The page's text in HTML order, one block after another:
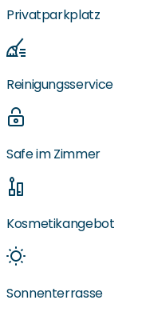
Privatparkplatz
Reinigungsservice
Safe im Zimmer
Kosmetikangebot
Sonnenterrasse